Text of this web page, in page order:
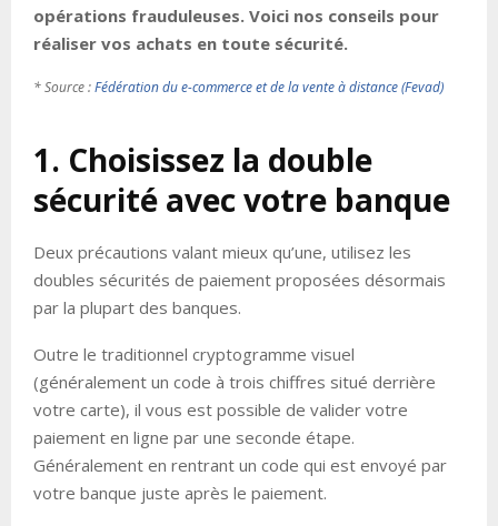
opérations frauduleuses. Voici nos conseils pour
réaliser vos achats en toute sécurité.
* Source :Fédération du e-commerce et de la vente à distance (Fevad)
1. Choisissez la double
sécurité avec votre banque
Deux précautions valant mieux qu’une, utilisez les
doubles sécurités de paiement proposées désormais
par la plupart des banques.
Outre le traditionnel cryptogramme visuel
(généralement un code à trois chiffres situé derrière
votre carte), il vous est possible de valider votre
paiement en ligne par une seconde étape.
Généralement en rentrant un code qui est envoyé par
votre banque juste après le paiement.